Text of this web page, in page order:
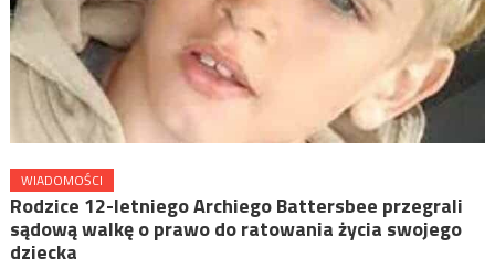
WIADOMOŚCI
Rodzice 12-letniego Archiego Battersbee przegrali
sądową walkę o prawo do ratowania życia swojego
dziecka